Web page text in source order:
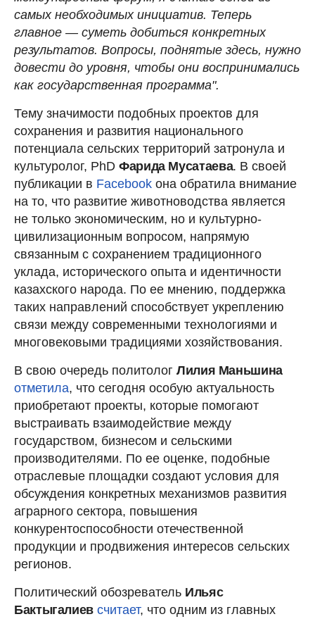
самых необходимых инициатив. Теперь
главное — суметь добиться конкретных
результатов. Вопросы, поднятые здесь, нужно
довести до уровня, чтобы они воспринимались
как государственная программа".
Тему значимости подобных проектов для
сохранения и развития национального
потенциала сельских территорий затронула и
культуролог, PhD Фарида Мусатаева. В своей
публикации в Facebook она обратила внимание
на то, что развитие животноводства является
не только экономическим, но и культурно-
цивилизационным вопросом, напрямую
связанным с сохранением традиционного
уклада, исторического опыта и идентичности
казахского народа. По ее мнению, поддержка
таких направлений способствует укреплению
связи между современными технологиями и
многовековыми традициями хозяйствования.
В свою очередь политолог Лилия Маньшина
отметила, что сегодня особую актуальность
приобретают проекты, которые помогают
выстраивать взаимодействие между
государством, бизнесом и сельскими
производителями. По ее оценке, подобные
отраслевые площадки создают условия для
обсуждения конкретных механизмов развития
аграрного сектора, повышения
конкурентоспособности отечественной
продукции и продвижения интересов сельских
регионов.
Политический обозреватель Ильяс
Бактыгалиев считает, что одним из главных